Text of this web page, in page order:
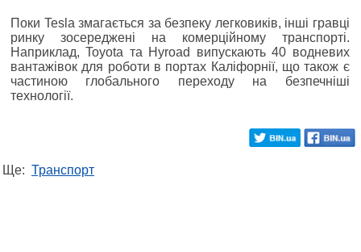
Поки Tesla змагається за безпеку легковиків, інші гравці
ринку зосереджені на комерційному транспорті.
Наприклад, Toyota та Hyroad випускають 40 водневих
вантажівок для роботи в портах Каліфорнії, що також є
частиною глобального переходу на безпечніші
технології.
Ще: Транспорт